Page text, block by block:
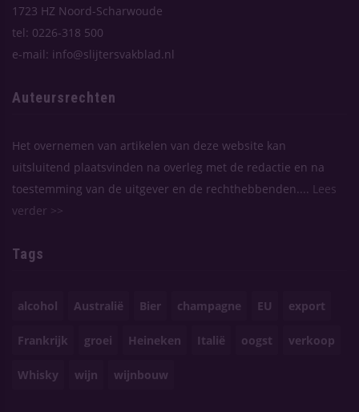
1723 HZ Noord-Scharwoude
tel: 0226-318 500
e-mail: info@slijtersvakblad.nl
Auteursrechten
Het overnemen van artikelen van deze website kan
uitsluitend plaatsvinden na overleg met de redactie en na
toestemming van de uitgever en de rechthebbenden....
Lees
verder >>
Tags
alcohol Australië Bier champagne EU export
Frankrijk groei Heineken Italië oogst verkoop
Whisky wijn wijnbouw